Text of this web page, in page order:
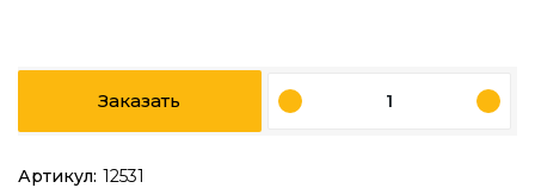
Заказать
Артикул: 12531